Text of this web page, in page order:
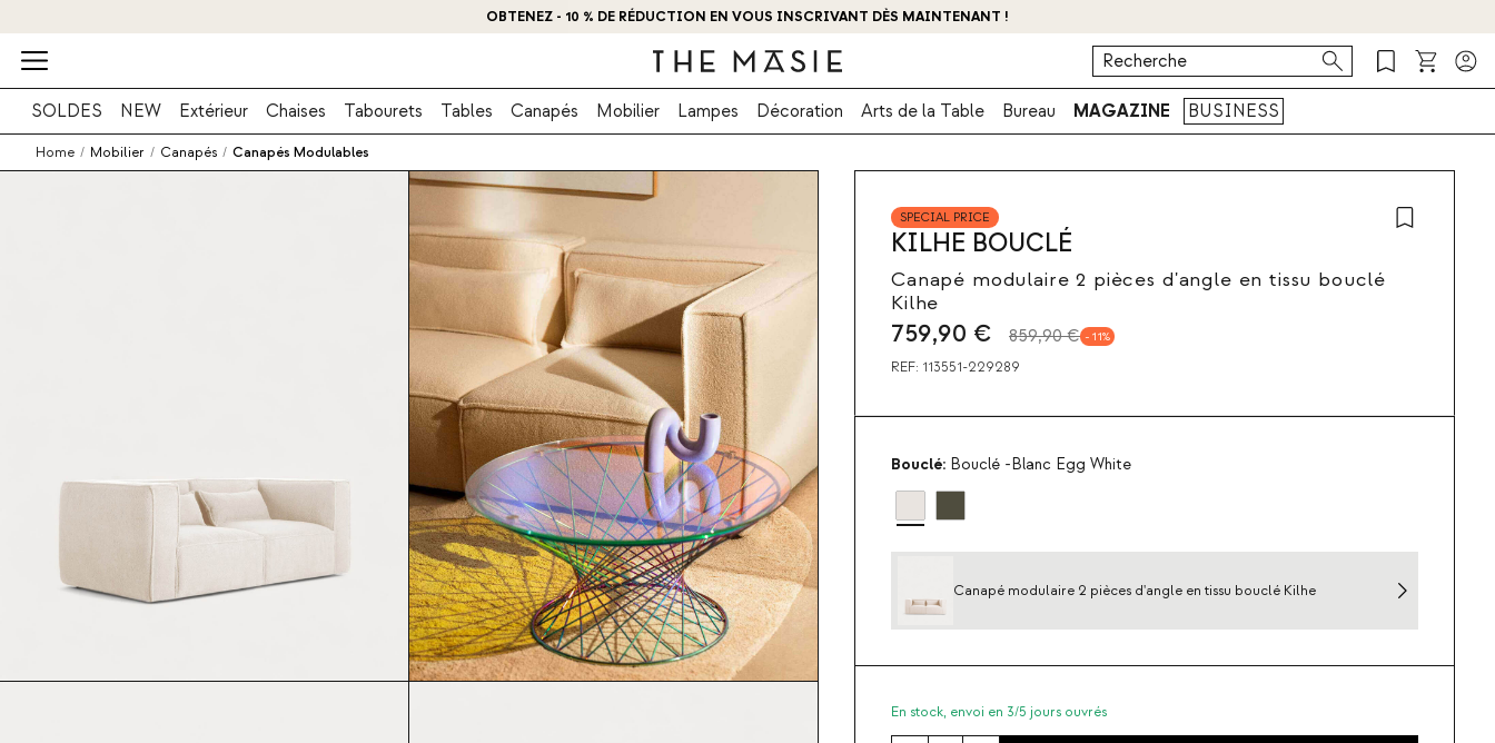
OBTENEZ - 10 % DE RÉDUCTION EN VOUS INSCRIVANT DÈS MAINTENANT !
SOLDES NEW Extérieur Chaises Tabourets Tables Canapés Mobilier Lampes Décoration Arts de la Table Bureau MAGAZINE BUSINESS
Home / Mobilier / Canapés / Canapés Modulables
SPECIAL PRICE
KILHE BOUCLÉ
Canapé modulaire 2 pièces d'angle en tissu bouclé
Kilhe
759,90 € 859,90 € 11
REF: 113551-229289
Bouclé: Bouclé -Blanc Egg White
Canapé modulaire 2 pièces d'angle en tissu bouclé Kilhe
En stock, envoi en 3/5 jours ouvrés